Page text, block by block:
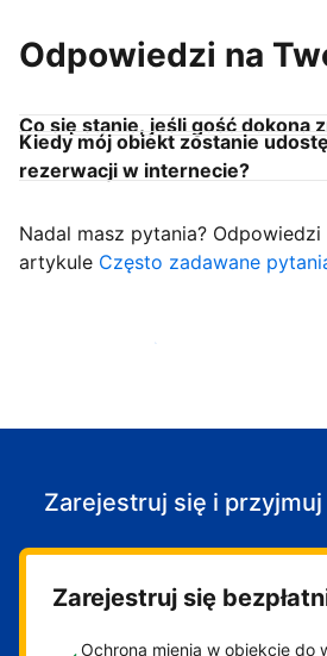
Odpowiedzi na
Co się stanie, jeśli gość dokona
Kiedy mój obiekt zostanie
rezerwacji w internecie?
Nadal masz pytania?
artykule Często zadawane
Zacznij przyjmować gości
Zarejestruj się i
Zarejestruj się
Ochrona mienia w obiekcie do